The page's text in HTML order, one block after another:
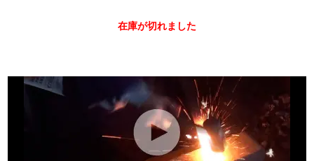
在庫が切れました